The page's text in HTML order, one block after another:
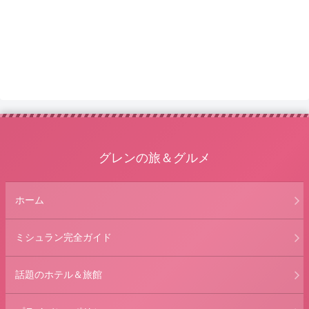
グレンの旅＆グルメ
ホーム
ミシュラン完全ガイド
話題のホテル＆旅館